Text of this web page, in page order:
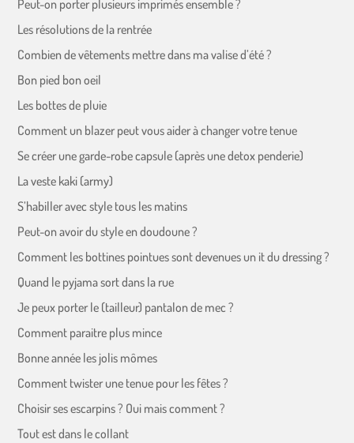
Peut-on porter plusieurs imprimés ensemble ?
Les résolutions de la rentrée
Combien de vêtements mettre dans ma valise d’été ?
Bon pied bon oeil
Les bottes de pluie
Comment un blazer peut vous aider à changer votre tenue
Se créer une garde-robe capsule (après une detox penderie)
La veste kaki (army)
S’habiller avec style tous les matins
Peut-on avoir du style en doudoune ?
Comment les bottines pointues sont devenues un it du dressing ?
Quand le pyjama sort dans la rue
Je peux porter le (tailleur) pantalon de mec ?
Comment paraitre plus mince
Bonne année les jolis mômes
Comment twister une tenue pour les fêtes ?
Choisir ses escarpins ? Oui mais comment ?
Tout est dans le collant